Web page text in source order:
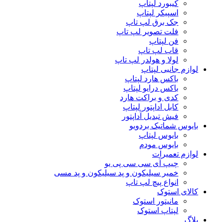
کیبورد لپتاپ
اسپیکر لپتاپ
جک برق لپ تاپ
فلت تصویر لپ تاپ
فن لپتاپ
قاب لپ تاپ
لولا و هولدر لپ تاپ
لوازم جانبی لپتاپ
باکس هارد لپتاپ
باکس درایو لپتاپ
کدی و براکت هارد
کابل اداپتور لپتاپ
فیش تبدیل آداپتور
بایوس شماتیک بردویو
بایوس لپتاپ
بایوس مودم
لوازم تعمیرات
چیپ آی سی سی پی یو
خمیر سیلیکون و پد سیلیکون و پد مسی
انواع پیچ لپ تاپ
کالای استوک
مانیتور استوک
لپتاپ استوک
بلاگ